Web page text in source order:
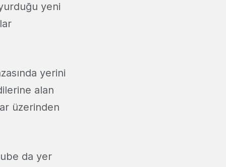
yeni
yerini
alan
üzerinden
da yer